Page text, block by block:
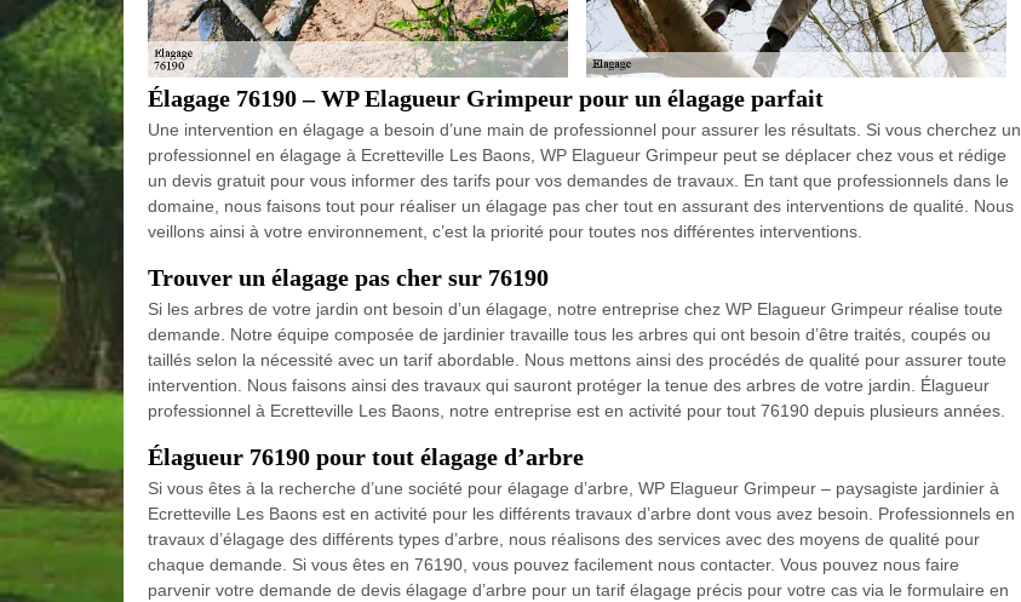
Élagage 76190 – WP Elagueur Grimpeur pour un élagage parfait
Une intervention en élagage a besoin d’une main de professionnel pour assurer les résultats. Si vous cherchez un
professionnel en élagage à Ecretteville Les Baons, WP Elagueur Grimpeur peut se déplacer chez vous et rédige
un devis gratuit pour vous informer des tarifs pour vos demandes de travaux. En tant que professionnels dans le
domaine, nous faisons tout pour réaliser un élagage pas cher tout en assurant des interventions de qualité. Nous
veillons ainsi à votre environnement, c’est la priorité pour toutes nos différentes interventions.
Trouver un élagage pas cher sur 76190
Si les arbres de votre jardin ont besoin d’un élagage, notre entreprise chez WP Elagueur Grimpeur réalise toute
demande. Notre équipe composée de jardinier travaille tous les arbres qui ont besoin d’être traités, coupés ou
taillés selon la nécessité avec un tarif abordable. Nous mettons ainsi des procédés de qualité pour assurer toute
intervention. Nous faisons ainsi des travaux qui sauront protéger la tenue des arbres de votre jardin. Élagueur
professionnel à Ecretteville Les Baons, notre entreprise est en activité pour tout 76190 depuis plusieurs années.
Élagueur 76190 pour tout élagage d’arbre
Si vous êtes à la recherche d’une société pour élagage d’arbre, WP Elagueur Grimpeur – paysagiste jardinier à
Ecretteville Les Baons est en activité pour les différents travaux d’arbre dont vous avez besoin. Professionnels en
travaux d’élagage des différents types d’arbre, nous réalisons des services avec des moyens de qualité pour
chaque demande. Si vous êtes en 76190, vous pouvez facilement nous contacter. Vous pouvez nous faire
parvenir votre demande de devis élagage d’arbre pour un tarif élagage précis pour votre cas via le formulaire en